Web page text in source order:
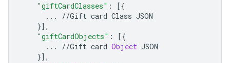
"giftCardClasses" :
[{
...
//Gift card Class JSON
}],
"giftCardObjects" :
[{
...
//Gift card Object JSON
}],